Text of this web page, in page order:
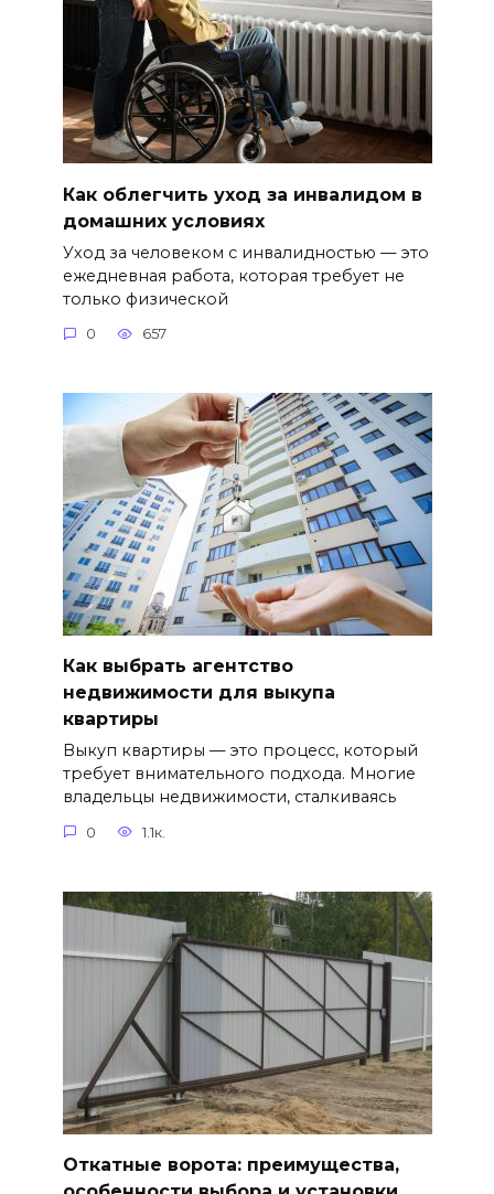
Как облегчить уход за инвалидом в
домашних условиях
Уход за человеком с инвалидностью — это
ежедневная работа, которая требует не
только физической
0 657
Как выбрать агентство
недвижимости для выкупа
квартиры
Выкуп квартиры — это процесс, который
требует внимательного подхода. Многие
владельцы недвижимости, сталкиваясь
0 1.1к.
Откатные ворота: преимущества,